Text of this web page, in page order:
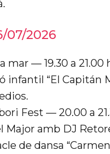
07/2026
mar — 19.30 a
infantil “El Capitán
Fest — 20.00 a
Major amb DJ
de dansa